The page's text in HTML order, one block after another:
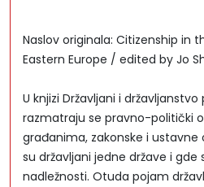
Naslov originala: Citizenship in
Eastern Europe / edited by Jo
U knjizi Državljani i
razmatraju se pravno-politički
građanima, zakonske i ustavne
su državljani jedne države i gde
nadležnosti. Otuda pojam